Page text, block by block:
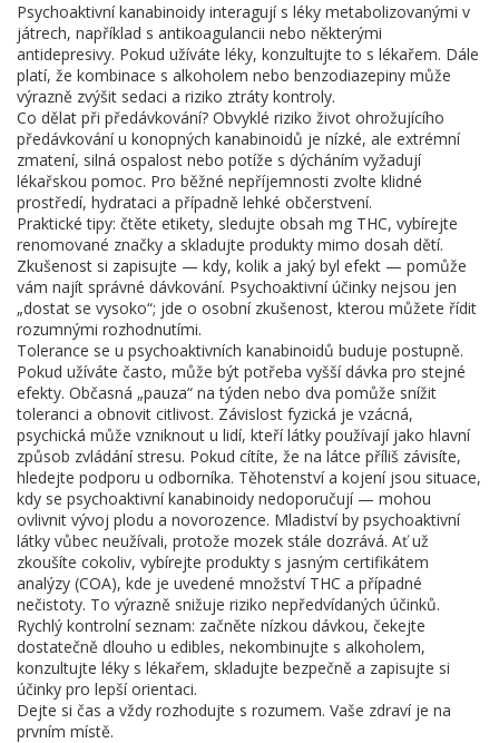
Psychoaktivní kanabinoidy interagují s léky metabolizovanými v
játrech, například s antikoagulancii nebo některými
antidepresivy. Pokud užíváte léky, konzultujte to s lékařem. Dále
platí, že kombinace s alkoholem nebo benzodiazepiny může
výrazně zvýšit sedaci a riziko ztráty kontroly.
Co dělat při předávkování? Obvyklé riziko život ohrožujícího
předávkování u konopných kanabinoidů je nízké, ale extrémní
zmatení, silná ospalost nebo potíže s dýcháním vyžadují
lékařskou pomoc. Pro běžné nepříjemnosti zvolte klidné
prostředí, hydrataci a případně lehké občerstvení.
Praktické tipy: čtěte etikety, sledujte obsah mg THC, vybírejte
renomované značky a skladujte produkty mimo dosah dětí.
Zkušenost si zapisujte — kdy, kolik a jaký byl efekt — pomůže
vám najít správné dávkování. Psychoaktivní účinky nejsou jen
„dostat se vysoko“; jde o osobní zkušenost, kterou můžete řídit
rozumnými rozhodnutími.
Tolerance se u psychoaktivních kanabinoidů buduje postupně.
Pokud užíváte často, může být potřeba vyšší dávka pro stejné
efekty. Občasná „pauza“ na týden nebo dva pomůže snížit
toleranci a obnovit citlivost. Závislost fyzická je vzácná,
psychická může vzniknout u lidí, kteří látky používají jako hlavní
způsob zvládání stresu. Pokud cítíte, že na látce příliš závisíte,
hledejte podporu u odborníka. Těhotenství a kojení jsou situace,
kdy se psychoaktivní kanabinoidy nedoporučují — mohou
ovlivnit vývoj plodu a novorozence. Mladiství by psychoaktivní
látky vůbec neužívali, protože mozek stále dozrává. Ať už
zkoušíte cokoliv, vybírejte produkty s jasným certifikátem
analýzy (COA), kde je uvedené množství THC a případné
nečistoty. To výrazně snižuje riziko nepředvídaných účinků.
Rychlý kontrolní seznam: začněte nízkou dávkou, čekejte
dostatečně dlouho u edibles, nekombinujte s alkoholem,
konzultujte léky s lékařem, skladujte bezpečně a zapisujte si
účinky pro lepší orientaci.
Dejte si čas a vždy rozhodujte s rozumem. Vaše zdraví je na
prvním místě.